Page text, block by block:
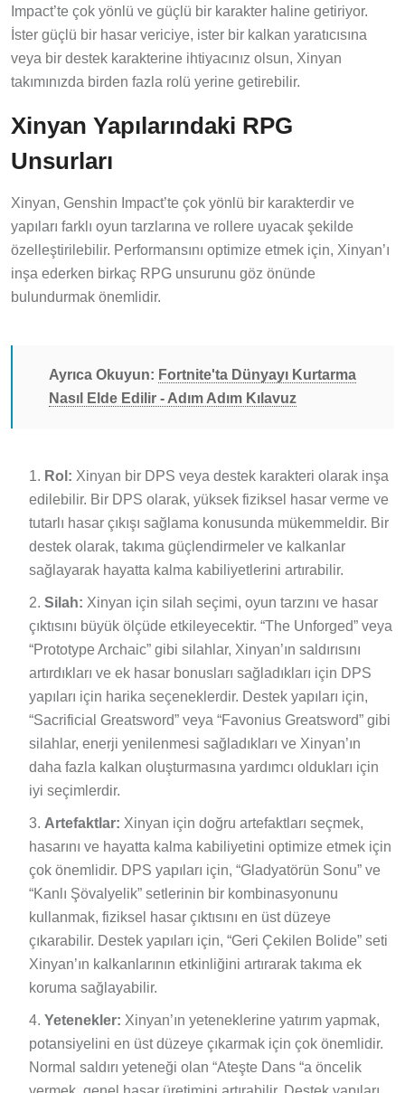
Impact’te çok yönlü ve güçlü bir karakter haline getiriyor.
İster güçlü bir hasar vericiye, ister bir kalkan yaratıcısına
veya bir destek karakterine ihtiyacınız olsun, Xinyan
takımınızda birden fazla rolü yerine getirebilir.
Xinyan Yapılarındaki RPG
Unsurları
Xinyan, Genshin Impact’te çok yönlü bir karakterdir ve
yapıları farklı oyun tarzlarına ve rollere uyacak şekilde
özelleştirilebilir. Performansını optimize etmek için, Xinyan’ı
inşa ederken birkaç RPG unsurunu göz önünde
bulundurmak önemlidir.
Ayrıca Okuyun: Fortnite'ta Dünyayı Kurtarma
Nasıl Elde Edilir - Adım Adım Kılavuz
Rol: Xinyan bir DPS veya destek karakteri olarak inşa
edilebilir. Bir DPS olarak, yüksek fiziksel hasar verme ve
tutarlı hasar çıkışı sağlama konusunda mükemmeldir. Bir
destek olarak, takıma güçlendirmeler ve kalkanlar
sağlayarak hayatta kalma kabiliyetlerini artırabilir.
Silah: Xinyan için silah seçimi, oyun tarzını ve hasar
çıktısını büyük ölçüde etkileyecektir. “The Unforged” veya
“Prototype Archaic” gibi silahlar, Xinyan’ın saldırısını
artırdıkları ve ek hasar bonusları sağladıkları için DPS
yapıları için harika seçeneklerdir. Destek yapıları için,
“Sacrificial Greatsword” veya “Favonius Greatsword” gibi
silahlar, enerji yenilenmesi sağladıkları ve Xinyan’ın
daha fazla kalkan oluşturmasına yardımcı oldukları için
iyi seçimlerdir.
Artefaktlar: Xinyan için doğru artefaktları seçmek,
hasarını ve hayatta kalma kabiliyetini optimize etmek için
çok önemlidir. DPS yapıları için, “Gladyatörün Sonu” ve
“Kanlı Şövalyelik” setlerinin bir kombinasyonunu
kullanmak, fiziksel hasar çıktısını en üst düzeye
çıkarabilir. Destek yapıları için, “Geri Çekilen Bolide” seti
Xinyan’ın kalkanlarının etkinliğini artırarak takıma ek
koruma sağlayabilir.
Yetenekler: Xinyan’ın yeteneklerine yatırım yapmak,
potansiyelini en üst düzeye çıkarmak için çok önemlidir.
Normal saldırı yeteneği olan “Ateşte Dans “a öncelik
vermek, genel hasar üretimini artırabilir. Destek yapıları